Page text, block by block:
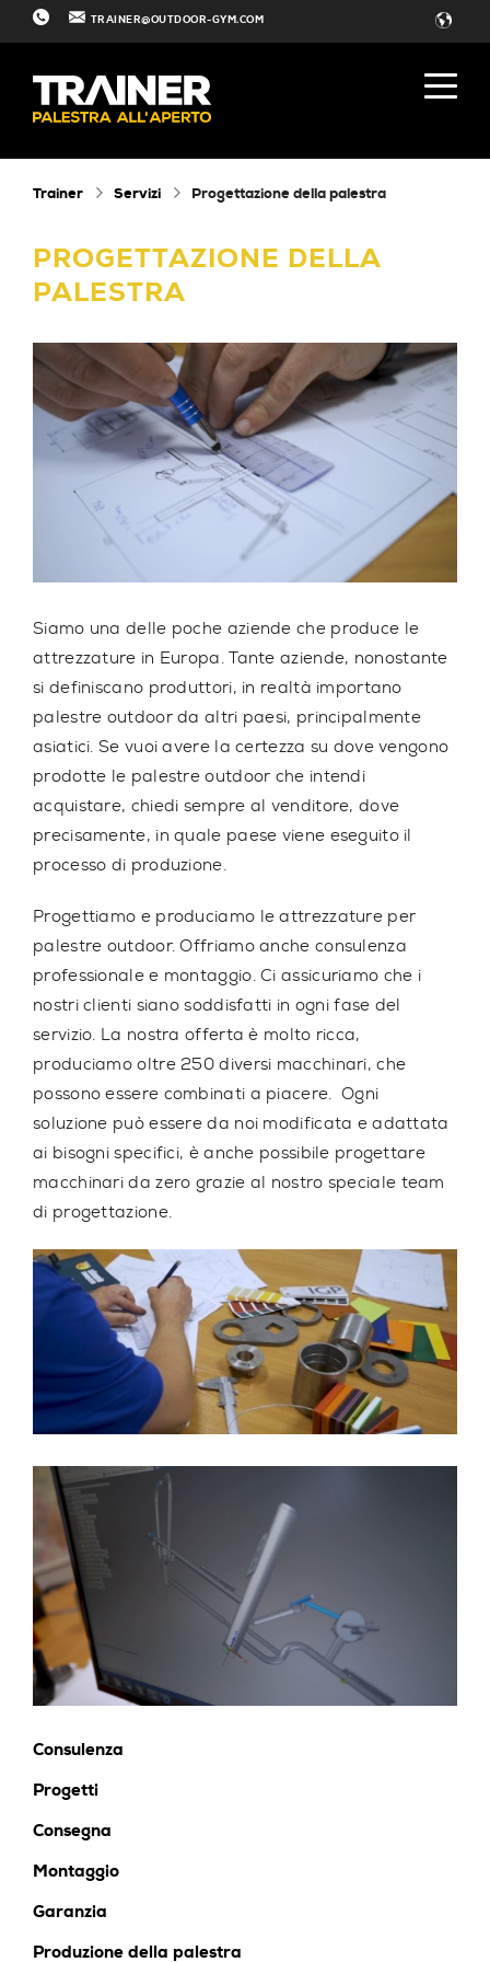
TRAINER@OUTDOOR-GYM.COM
Trainer Servizi Progettazione della palestra
PROGETTAZIONE DELLA
PALESTRA
Siamo una delle poche aziende che produce le
attrezzature in Europa.Tante aziende, nonostante
si definiscano produttori, in realtà importano
palestre outdoor da altri paesi, principalmente
asiatici. Se vuoi avere la certezza su dove vengono
prodotte le palestre outdoor che intendi
acquistare, chiedi sempre al venditore, dove
precisamente, in quale paese viene eseguito il
processo di produzione.
Progettiamo e produciamo le attrezzature per
palestre outdoor. Offriamo anche consulenza
professionale e montaggio. Ci assicuriamo che i
nostri clienti siano soddisfatti in ogni fase del
servizio. La nostra offerta è molto ricca,
produciamo oltre 250 diversi macchinari, che
possono essere combinati a piacere. Ogni
soluzione può essere da noi modificata e adattata
ai bisogni specifici, è anche possibile progettare
macchinari da zero grazie al nostro speciale team
di progettazione.
Consulenza
Progetti
Consegna
Montaggio
Garanzia
Produzione della palestra